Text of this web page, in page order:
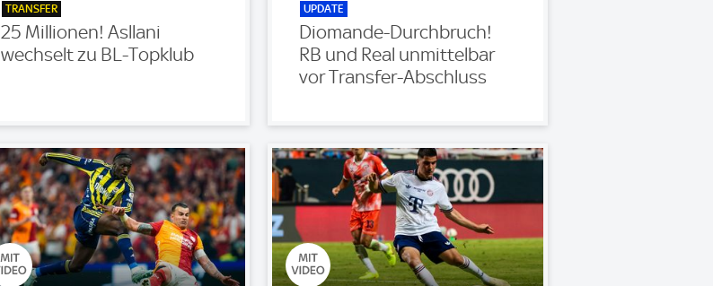
TRANSFER
25 Millionen! Asllani
wechselt zu BL-Topklub
UPDATE
Diomande-Durchbruch!
RB und Real unmittelbar
vor Transfer-Abschluss